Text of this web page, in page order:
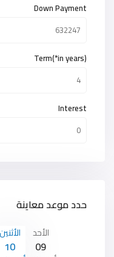
Down Payment
Term(*in years)
Interest
حدد موعد معاينة
الأحد
09
الأثنين
10